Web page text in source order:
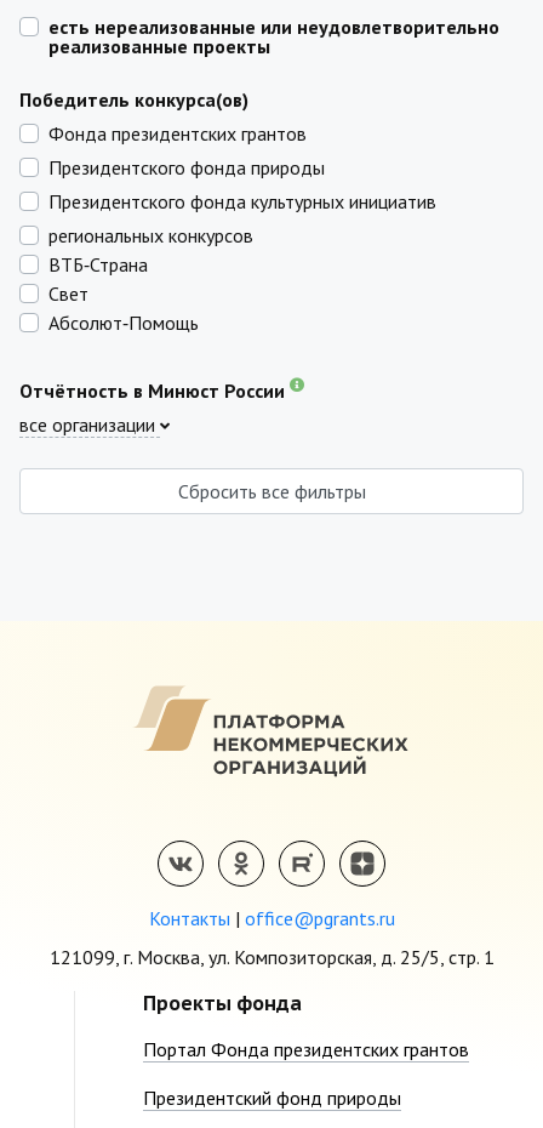
есть нереализованные или неудовлетворительно
реализованные проекты
Победитель конкурса(ов)
Фонда президентских грантов
Президентского фонда природы
Президентского фонда культурных инициатив
региональных конкурсов
ВТБ‑Страна
Свет
Абсолют‑Помощь
Отчётность в Минюст России
все организации
Сбросить все фильтры
Контакты | office@pgrants.ru
121099, г. Москва, ул. Композиторская, д. 25/5, стр. 1
Проекты фонда
Портал Фонда президентских грантов
Президентский фонд природы